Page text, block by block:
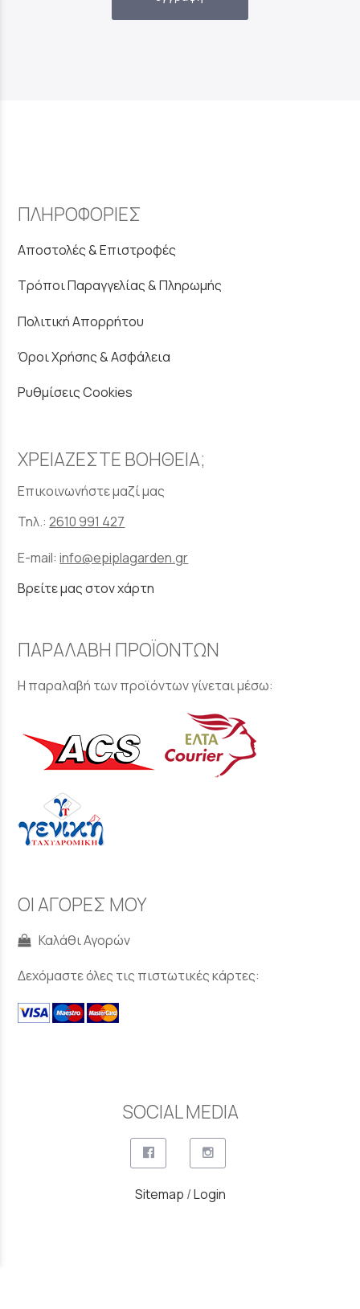
ΠΛΗΡΟΦΟΡΙΕΣ
Αποστολές & Επιστροφές
Τρόποι Παραγγελίας & Πληρωμής
Πολιτική Απορρήτου
Όροι Χρήσης & Ασφάλεια
Ρυθμίσεις Cookies
ΧΡΕΙΑΖΕΣΤΕ ΒΟΗΘΕΙΑ;
Επικοινωνήστε μαζί μας
Τηλ.:2610 991 427
E-mail:info@epiplagarden.gr
Βρείτε μας στον χάρτη
ΠΑΡΑΛΑΒΗ ΠΡΟΪΟΝΤΩΝ
Η παραλαβή των προϊόντων γίνεται μέσω:
ΟΙ ΑΓΟΡΕΣ ΜΟΥ
Καλάθι Αγορών
Δεχόμαστε όλες τις πιστωτικές κάρτες:
SOCIAL MEDIA
Sitemap /Login